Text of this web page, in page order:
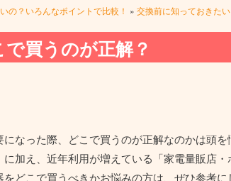
の？いろんなポイントで比較！ » 交換前に知っておきたい
買うのが正解？
なった際、どこで買うのが正解なのかは頭
加え、近年利用が増えている「家電量販店
どこで買うべきかお悩みの方は、ぜひ参考に